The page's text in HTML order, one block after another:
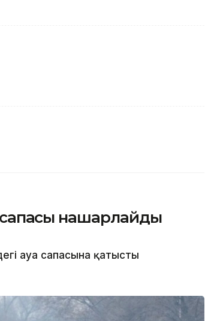
сапасы нашарлайды
ауа сапасына қатысты